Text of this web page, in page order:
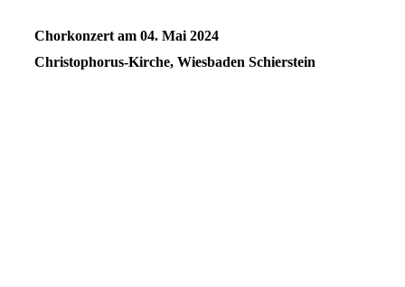
Chorkonzert am 04. Mai 2024
Christophorus-Kirche, Wiesbaden Schierstein